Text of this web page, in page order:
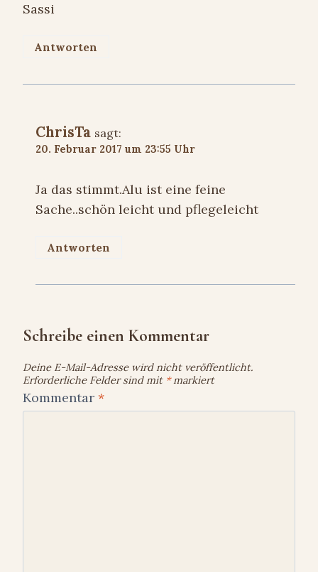
Sassi
Antworten
ChrisTa sagt:
20. Februar 2017 um 23:55 Uhr
Ja das stimmt.Alu ist eine feine
Sache..schön leicht und pflegeleicht
Antworten
Schreibe einen Kommentar
Deine E-Mail-Adresse wird nicht veröffentlicht.
Erforderliche Felder sind mit *markiert
Kommentar *